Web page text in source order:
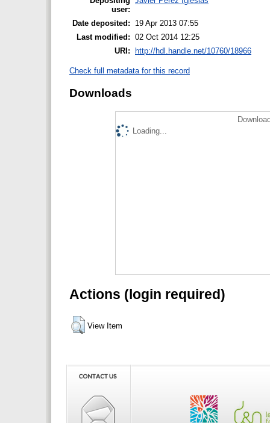
user:
Date deposited:
19 Apr 2013 07:55
Last modified: 02 Oct 2014 12:25
URI:
http://hdl.handle.net/10760/18966
Check full metadata for this record
Downloads
Loading...
Actions (login required)
View Item